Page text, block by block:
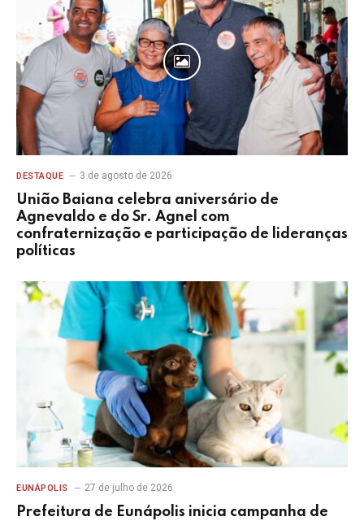
DESTAQUE 3 de agosto de 2026
União Baiana celebra aniversário de
Agnevaldo e do Sr. Agnel com
confraternização e participação de lideranças
políticas
EUNÁPOLIS 27 de julho de 2026
Prefeitura de Eunápolis inicia campanha de